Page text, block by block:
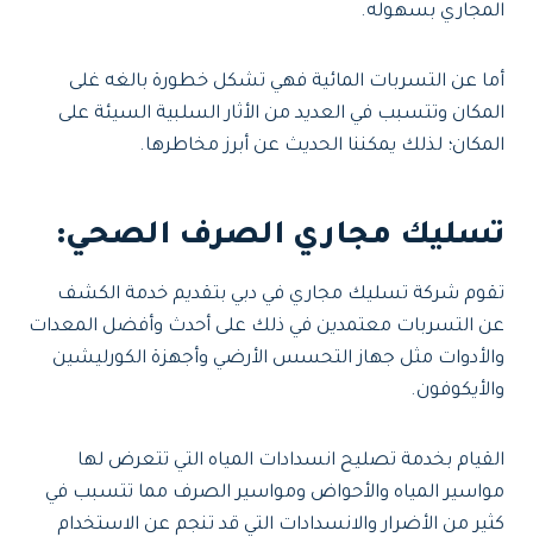
المجاري بسهوله.
أما عن التسربات المائية فهي تشكل خطورة بالغه غلى
المكان وتتسبب في العديد من الأثار السلبية السيئة على
المكان؛ لذلك يمكننا الحديث عن أبرز مخاطرها.
تسليك مجاري الصرف الصحي:
تقوم شركة تسليك مجاري في دبي بتقديم خدمة الكشف
عن التسربات معتمدين في ذلك على أحدث وأفضل المعدات
والأدوات مثل جهاز التحسس الأرضي وأجهزة الكورليشين
والأيكوفون.
القيام بخدمة تصليح انسدادات المياه التي تتعرض لها
مواسير المياه والأحواض ومواسير الصرف مما تتسبب في
كثير من الأضرار والانسدادات التي قد تنجم عن الاستخدام